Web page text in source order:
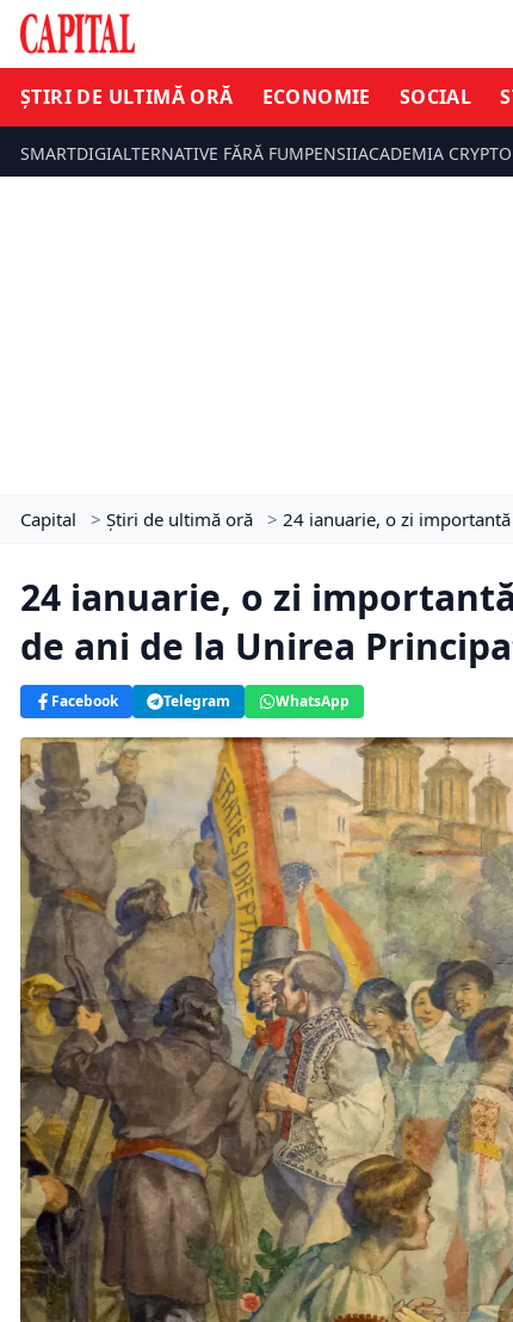
ȘTIRI DE ULTIMĂ ORĂ ECONOMIE SOCIAL
SMARTDIGIALTERNATIVE FĂRĂ FUMPENSIIACADEMIA CRYPTO
Capital > Știri de ultimă oră > 24 ianuarie, o zi
24 ianuarie, o zi
de ani de la Unirea
Facebook Telegram WhatsApp